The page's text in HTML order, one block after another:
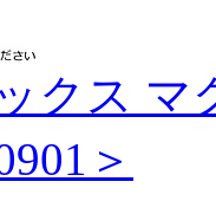
クス マ
＞